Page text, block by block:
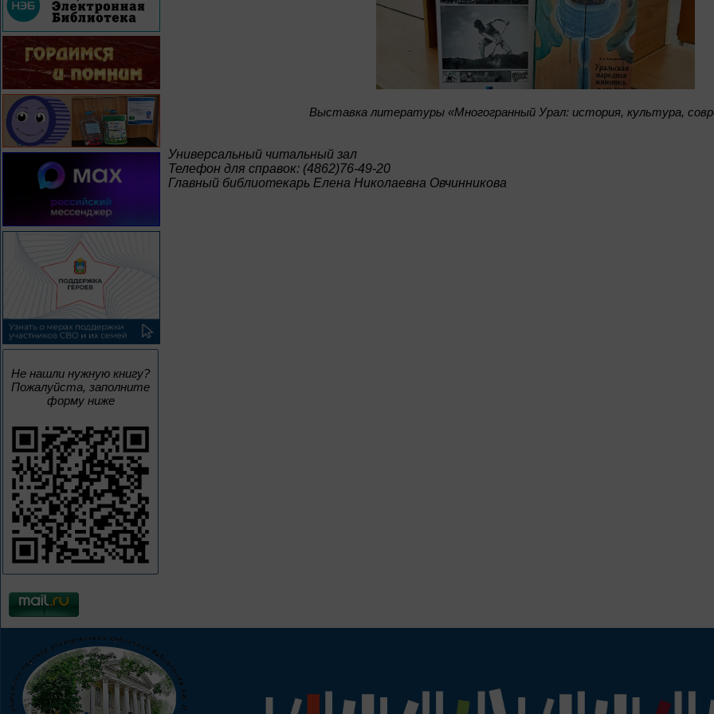
Не нашли нужную книгу?
Пожалуйста, заполните
форму ниже
Bыставка литературы «Многогранный Урал: история, культура,
Универсальный читальный зал
Телефон для справок: (4862)76-49-20
Главный библиотекарь Елена Николаевна Овчинникова